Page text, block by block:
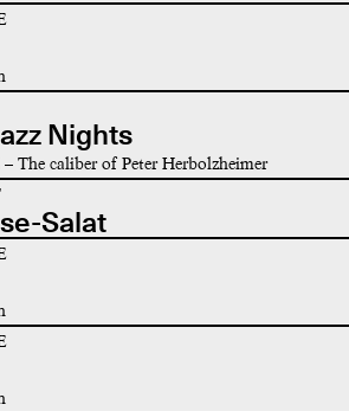
Nights
The caliber of Peter Herbolzheimer
Salat